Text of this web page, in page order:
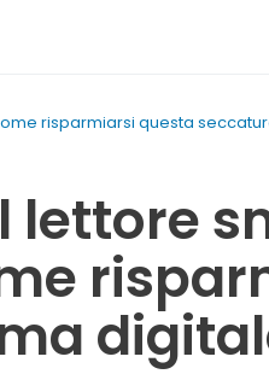
risparmiarsi questa
lettore